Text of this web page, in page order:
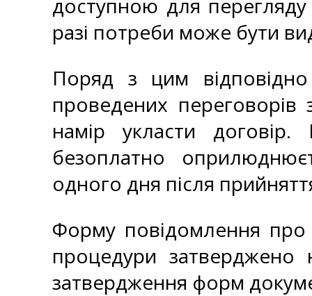
доступною для
разі потреби може бути
Поряд з цим
проведених
намір укласти
безоплатно
одного дня після
Форму повідомлення про
процедури
затвердження форм